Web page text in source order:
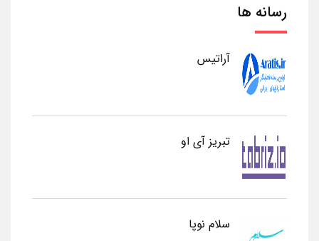
رسانه ها
آراتیس
تبریز آی او
سلام نوپا